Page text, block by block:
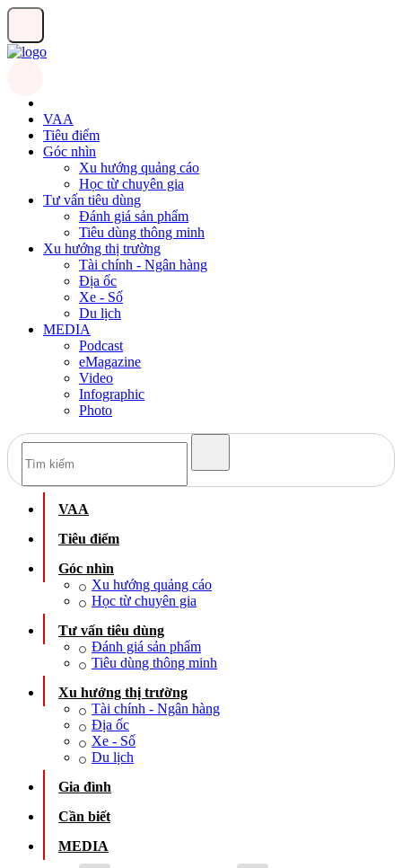
VAA
Tiêu điểm
Góc nhìn
Xu hướng quảng cáo
Học từ chuyên gia
Tư vấn tiêu dùng
Đánh giá sản phẩm
Tiêu dùng thông minh
Xu hướng thị trường
Tài chính - Ngân hàng
Địa ốc
Xe - Số
Du lịch
MEDIA
Podcast
eMagazine
Video
Infographic
Photo
VAA
Tiêu điểm
Góc nhìn
Xu hướng quảng cáo
Học từ chuyên gia
Tư vấn tiêu dùng
Đánh giá sản phẩm
Tiêu dùng thông minh
Xu hướng thị trường
Tài chính - Ngân hàng
Địa ốc
Xe - Số
Du lịch
Gia đình
Cần biết
MEDIA